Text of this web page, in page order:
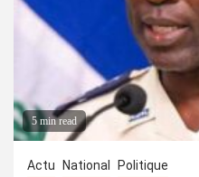
5 min read
Actu National Politique